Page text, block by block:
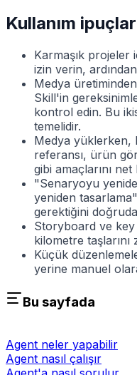
Kullanım
Karmaşık projeler
izin verin,
Medya
Skill'in
kontrol edin. Bu
temelidir.
Medya yüklerken,
referansı, ürün
gibi amaçlarını net
"Senaryoyu
yeniden
gerektiğini
Storyboard ve
kilometre
Küçük
yerine manuel
Bu sayfada
Agent neler yapabilir
Agent nasıl çalışır